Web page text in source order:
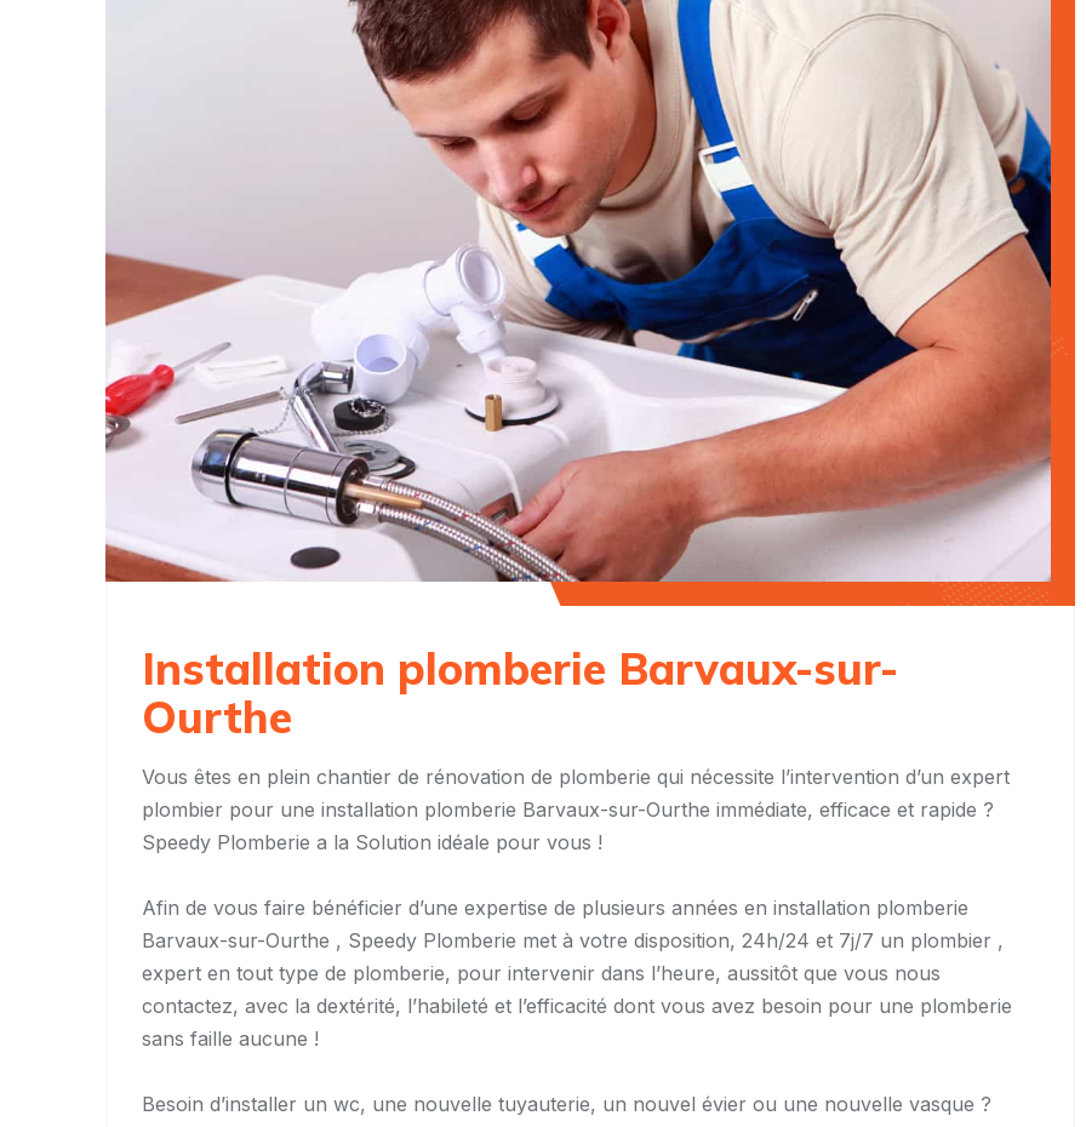
Installation plomberie Barvaux-sur-
Ourthe
Vous êtes en plein chantier de rénovation de plomberie qui nécessite l’intervention d’un expert
plombier pour une installation plomberie Barvaux-sur-Ourthe immédiate, efficace et rapide ?
Speedy Plomberie a la Solution idéale pour vous !
Afin de vous faire bénéficier d’une expertise de plusieurs années en installation plomberie
Barvaux-sur-Ourthe , Speedy Plomberie met à votre disposition, 24h/24 et 7j/7 un plombier ,
expert en tout type de plomberie, pour intervenir dans l’heure, aussitôt que vous nous
contactez, avec la dextérité, l’habileté et l’efficacité dont vous avez besoin pour une plomberie
sans faille aucune !
Besoin d’installer un wc, une nouvelle tuyauterie, un nouvel évier ou une nouvelle vasque ?